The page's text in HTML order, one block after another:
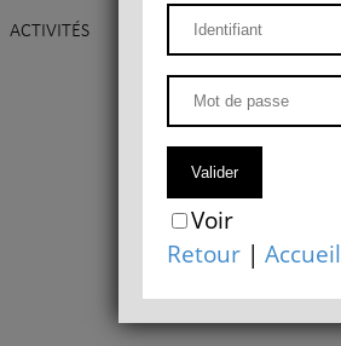
ACTIVITÉS ENSEIGNEMENT
Voir
Retour |Accueil